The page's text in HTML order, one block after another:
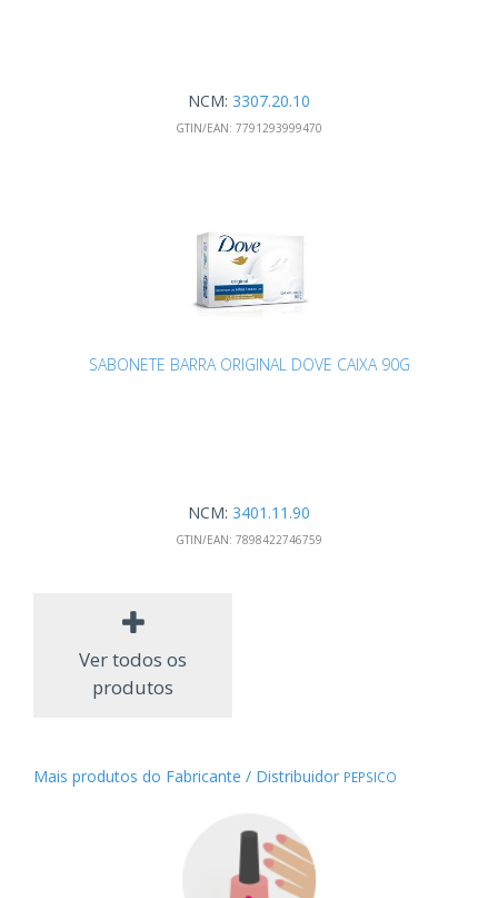
NCM: 3307.20.10
GTIN/EAN: 7791293999470
SABONETE BARRA ORIGINAL DOVE CAIXA 90G
NCM: 3401.11.90
GTIN/EAN: 7898422746759
Ver todos os
produtos
Mais produtos do Fabricante / Distribuidor PEPSICO